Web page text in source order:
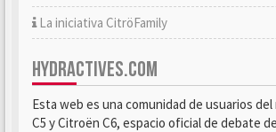
La iniciativa CitröFamily
HYDRACTIVES.COM
Esta web es una comunidad de usuarios
C5 y Citroën C6, espacio oficial de debate